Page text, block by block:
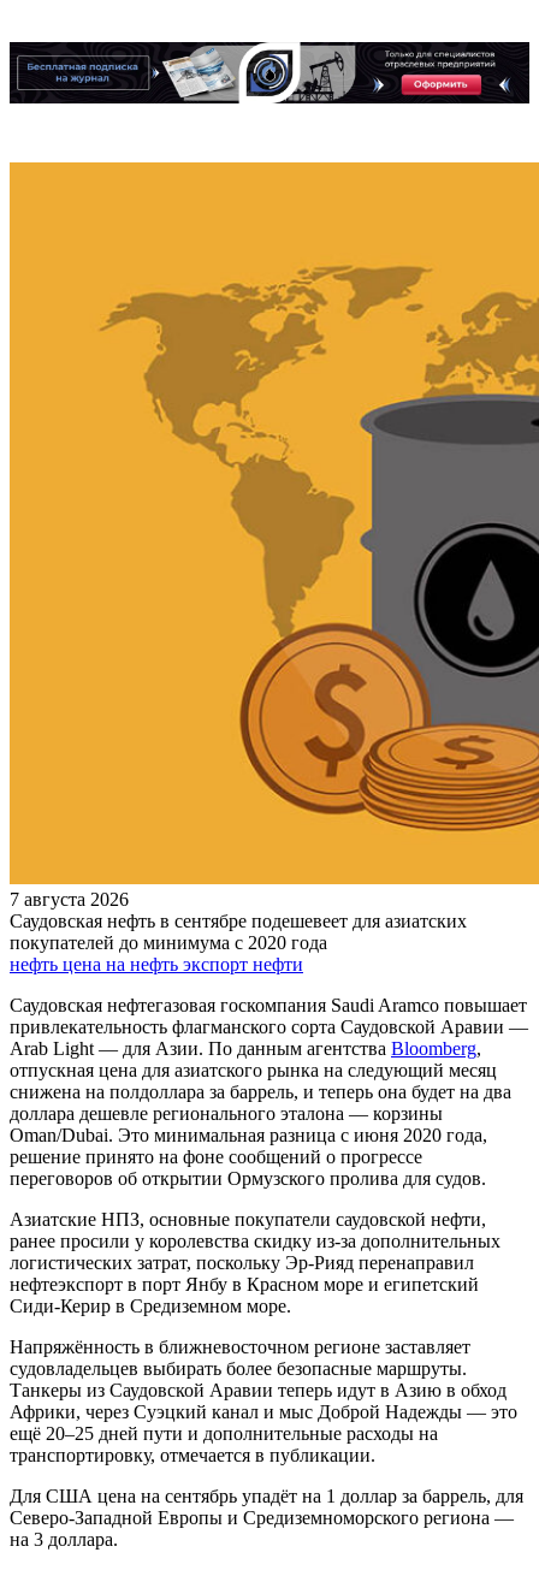
7 августа 2026
Саудовская нефть в сентябре подешевеет для азиатских
покупателей до минимума с 2020 года
нефть цена на нефть экспорт нефти
Саудовская нефтегазовая госкомпания Saudi Aramco повышает
привлекательность флагманского сорта Саудовской Аравии —
Arab Light — для Азии. По данным агентства Bloomberg,
отпускная цена для азиатского рынка на следующий месяц
снижена на полдоллара за баррель, и теперь она будет на два
доллара дешевле регионального эталона — корзины
Oman/Dubai. Это минимальная разница с июня 2020 года,
решение принято на фоне сообщений о прогрессе
переговоров об открытии Ормузского пролива для судов.
Азиатские НПЗ, основные покупатели саудовской нефти,
ранее просили у королевства скидку из-за дополнительных
логистических затрат, поскольку Эр-Рияд перенаправил
нефтеэкспорт в порт Янбу в Красном море и египетский
Сиди-Керир в Средиземном море.
Напряжённость в ближневосточном регионе заставляет
судовладельцев выбирать более безопасные маршруты.
Танкеры из Саудовской Аравии теперь идут в Азию в обход
Африки, через Суэцкий канал и мыс Доброй Надежды — это
ещё 20–25 дней пути и дополнительные расходы на
транспортировку, отмечается в публикации.
Для США цена на сентябрь упадёт на 1 доллар за баррель, для
Северо-Западной Европы и Средиземноморского региона —
на 3 доллара.